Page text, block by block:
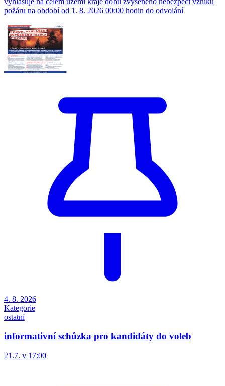
požáru na období od 1. 8. 2026 00:00 hodin do odvolání
4. 8. 2026
Kategorie
ostatní
informativní schůzka pro kandidáty do voleb
21.7. v 17:00